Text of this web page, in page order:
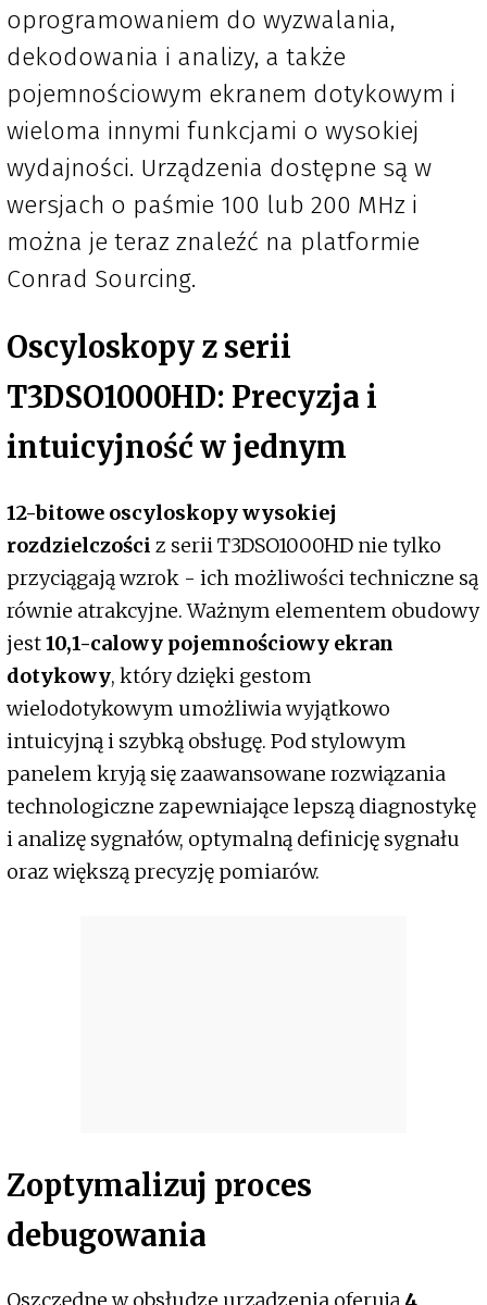
oprogramowaniem do wyzwalania,
dekodowania i analizy, a także
pojemnościowym ekranem dotykowym i
wieloma innymi funkcjami o wysokiej
wydajności. Urządzenia dostępne są w
wersjach o paśmie 100 lub 200 MHz i
można je teraz znaleźć na platformie
Conrad Sourcing.
Oscyloskopy z serii
T3DSO1000HD: Precyzja i
intuicyjność w jednym
12-bitowe oscyloskopy wysokiej
rozdzielczości z serii T3DSO1000HD nie tylko
przyciągają wzrok - ich możliwości techniczne są
równie atrakcyjne. Ważnym elementem obudowy
jest10,1-calowy pojemnościowy ekran
dotykowy, który dzięki gestom
wielodotykowym umożliwia wyjątkowo
intuicyjną i szybką obsługę. Pod stylowym
panelem kryją się zaawansowane rozwiązania
technologiczne zapewniające lepszą diagnostykę
i analizę sygnałów, optymalną definicję sygnału
oraz większą precyzję pomiarów.
Zoptymalizuj proces
debugowania